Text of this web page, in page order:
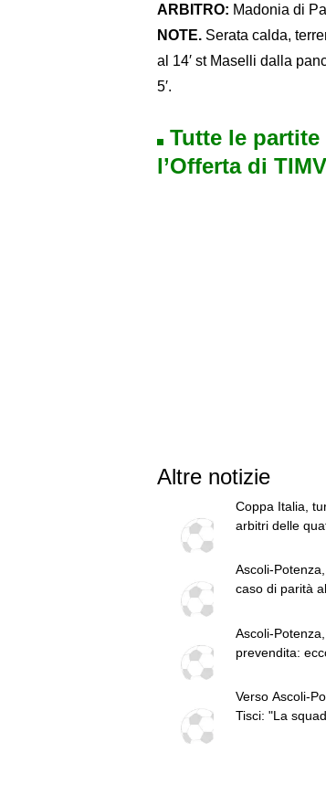
ARBITRO: Madonia di
NOTE. Serata calda,
al 14′ st Maselli dalla
5′.
Tutte le
l’Offerta di
Altre notizie
Coppa Italia,
arbitri delle
Ascoli-
caso di parità
Ascoli-
prevendita:
Verso Ascoli-
Tisci: "La